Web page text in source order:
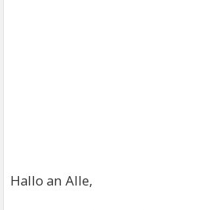
Hallo an Alle,